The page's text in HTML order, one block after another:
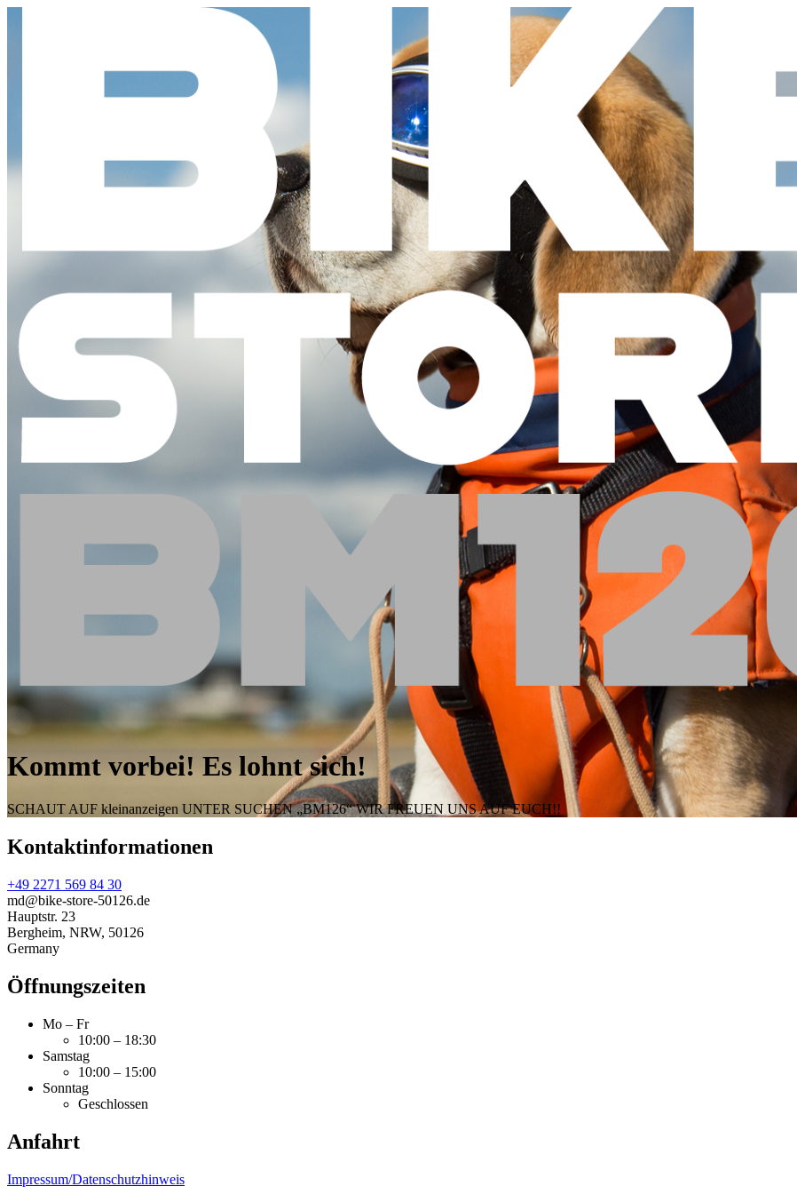
Kommt vorbei! Es lohnt sich!
SCHAUT AUF kleinanzeigen UNTER SUCHEN „BM126“ WIR FREUEN UNS AUF EUCH!!
Kontaktinformationen
+49 2271 569 84 30
md@bike-store-50126.de
Hauptstr. 23
Bergheim, NRW, 50126
Germany
Öffnungszeiten
Mo – Fr
10:00 – 18:30
Samstag
10:00 – 15:00
Sonntag
Geschlossen
Anfahrt
Impressum/Datenschutzhinweis